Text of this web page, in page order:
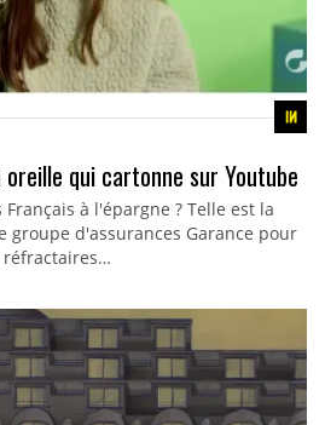
oreille qui cartonne sur Youtube
à l'épargne ? Telle est la
groupe d'assurances Garance pour